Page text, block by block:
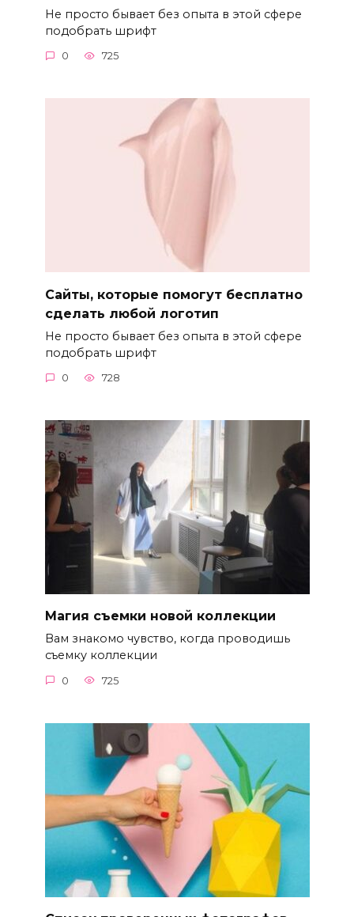
Не просто бывает без опыта в этой сфере
подобрать шрифт
0 725
Сайты, которые помогут бесплатно
сделать любой логотип
Не просто бывает без опыта в этой сфере
подобрать шрифт
0 728
Магия съемки новой коллекции
Вам знакомо чувство, когда проводишь
съемку коллекции
0 725